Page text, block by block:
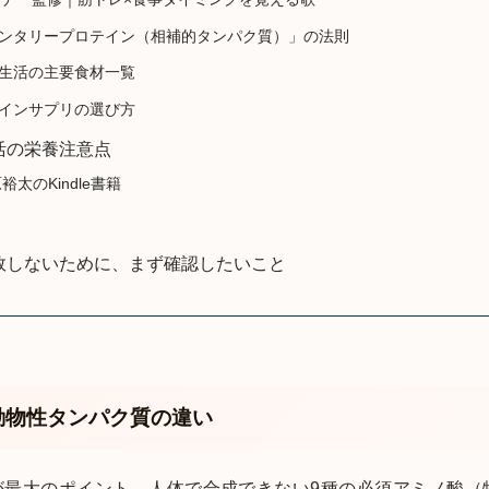
タリープロテイン（相補的タンパク質）」の法則
活の主要食材一覧
ンサプリの選び方
の栄養注意点
太のKindle書籍
ないために、まず確認したいこと
性タンパク質の違い